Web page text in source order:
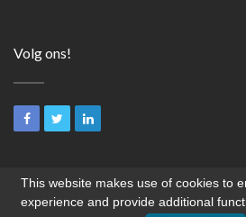
Volg ons!
This website makes use of cookies to
experience and provide additional